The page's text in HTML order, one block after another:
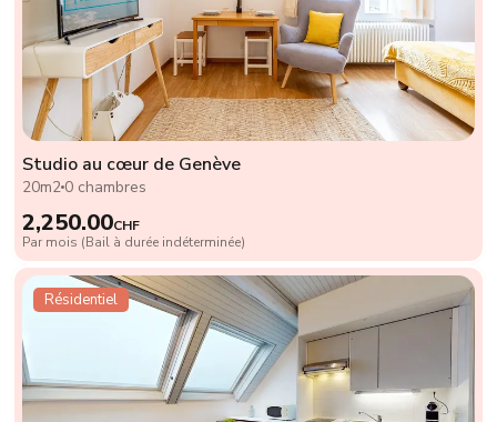
Studio au cœur de Genève
20m2 0 chambres
2,250.00CHF
Par mois (Bail à durée indéterminée)
Résidentiel